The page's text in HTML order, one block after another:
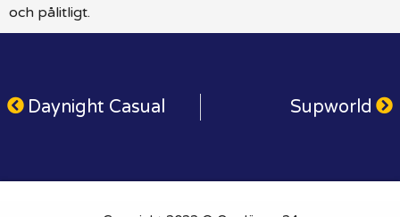
och pålitligt.
Daynight Casual Supworld